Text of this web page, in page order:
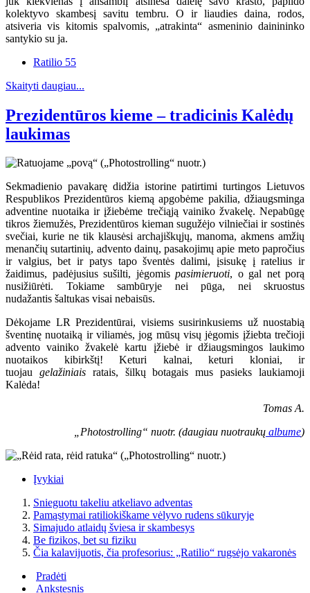
kolektyvo skambesį savitu tembru. O ir liaudies daina, rodos,
atsiveria vis kitomis spalvomis, „atrakinta“ asmeninio dainininko
santykio su ja.
Ratilio 55
Skaityti daugiau...
Prezidentūros kieme – tradicinis Kalėdų
laukimas
Sekmadienio pavakarę didžia istorine patirtimi turtingos Lietuvos
Respublikos Prezidentūros kiemą apgobėme pakilia, džiaugsminga
adventine nuotaika ir įžiebėme trečiąją vainiko žvakelę. Nepabūgę
tikros žiemužės, Prezidentūros kieman sugužėjo vilniečiai ir sostinės
svečiai, kurie ne tik klausėsi archajiškųjų, manoma, akmens amžių
menančių sutartinių, advento dainų, pasakojimų apie meto papročius
ir valgius, bet ir patys tapo šventės dalimi, įsisukę į ratelius ir
žaidimus, padėjusius sušilti, jėgomis pasimieruoti, o gal net porą
nusižiūrėti. Tokiame sambūryje nei pūga, nei skruostus
nudažantis šaltukas visai nebaisūs.
Dėkojame LR Prezidentūrai, visiems susirinkusiems už nuostabią
šventinę nuotaiką ir viliamės, jog mūsų visų jėgomis įžiebta trečioji
advento vainiko žvakelė kartu įžiebė ir džiaugsmingos laukimo
nuotaikos kibirkštį! Keturi kalnai, keturi kloniai, ir
tuojau gelažiniaisratais, šilkų botagais mus pasieks laukiamoji
Kalėda!
Tomas A.
„Photostrolling“ nuotr. (daugiau nuotraukų albume)
Įvykiai
Snieguotu takeliu atkeliavo adventas
Pamąstymai ratiliokiškame vėlyvo rudens sūkuryje
Simajudo atlaidų šviesa ir skambesys
Be fizikos, bet su fiziku
Čia kalavijuotis, čia profesorius: „Ratilio“ rugsėjo vakaronės
Pradėti
Ankstesnis